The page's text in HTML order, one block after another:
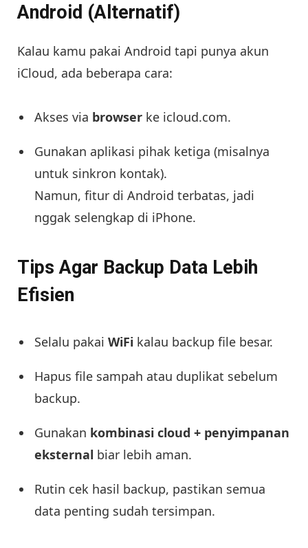
Android (Alternatif)
Kalau kamu pakai Android tapi punya akun
iCloud, ada beberapa cara:
Akses via browser ke icloud.com.
Gunakan aplikasi pihak ketiga (misalnya
untuk sinkron kontak).
Namun, fitur di Android terbatas, jadi
nggak selengkap di iPhone.
Tips Agar Backup Data Lebih
Efisien
Selalu pakai WiFi kalau backup file besar.
Hapus file sampah atau duplikat sebelum
backup.
Gunakan kombinasi cloud + penyimpanan
eksternal biar lebih aman.
Rutin cek hasil backup, pastikan semua
data penting sudah tersimpan.